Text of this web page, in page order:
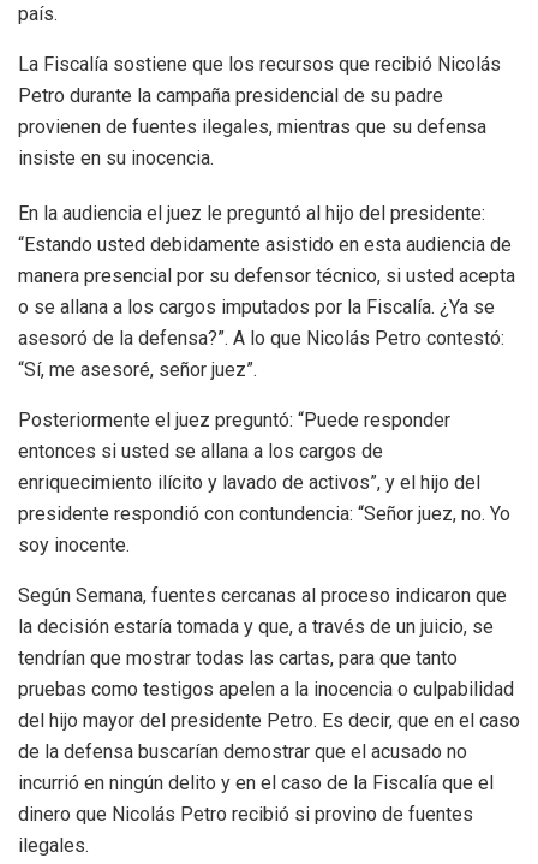
país.
La Fiscalía sostiene que los recursos que recibió Nicolás
Petro durante la campaña presidencial de su padre
provienen de fuentes ilegales, mientras que su defensa
insiste en su inocencia.
En la audiencia el juez le preguntó al hijo del presidente:
“Estando usted debidamente asistido en esta audiencia de
manera presencial por su defensor técnico, si usted acepta
o se allana a los cargos imputados por la Fiscalía. ¿Ya se
asesoró de la defensa?”. A lo que Nicolás Petro contestó:
“Sí, me asesoré, señor juez”.
Posteriormente el juez preguntó: “Puede responder
entonces si usted se allana a los cargos de
enriquecimiento ilícito y lavado de activos”, y el hijo del
presidente respondió con contundencia: “Señor juez, no. Yo
soy inocente.
Según Semana, fuentes cercanas al proceso indicaron que
la decisión estaría tomada y que, a través de un juicio, se
tendrían que mostrar todas las cartas, para que tanto
pruebas como testigos apelen a la inocencia o culpabilidad
del hijo mayor del presidente Petro. Es decir, que en el caso
de la defensa buscarían demostrar que el acusado no
incurrió en ningún delito y en el caso de la Fiscalía que el
dinero que Nicolás Petro recibió si provino de fuentes
ilegales.